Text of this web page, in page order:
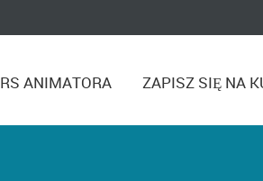
ANIMATORA ZAPISZ SIĘ NA